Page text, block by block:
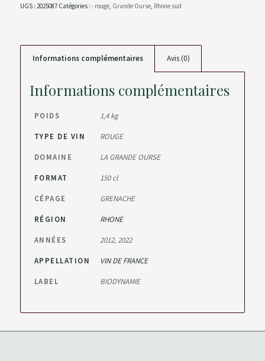
UGS : 2025087 Catégories : - rouge, Grande Ourse, Rhone sud
Informations complémentaires Avis (0)
Informations complémentaires
POIDS 1,4 kg
TYPE DE VIN ROUGE
DOMAINE LA GRANDE OURSE
FORMAT 150 cl
CÉPAGE GRENACHE
RÉGION RHONE
ANNÉES 2012, 2022
APPELLATION VIN DE FRANCE
LABEL BIODYNAMIE